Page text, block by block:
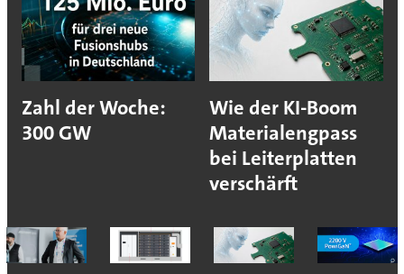
Zahl der Woche:
300 GW
Wie der KI-Boom
Materialengpass
bei Leiterplatten
verschärft